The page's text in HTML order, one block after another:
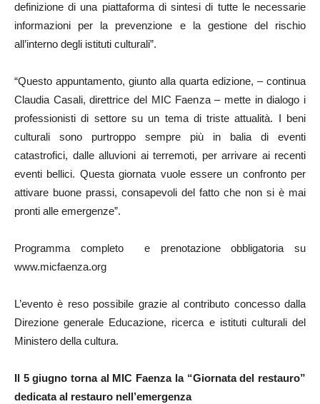
definizione di una piattaforma di sintesi di tutte le necessarie
informazioni per la prevenzione e la gestione del rischio
all’interno degli istituti culturali”.
“Questo appuntamento, giunto alla quarta edizione, – continua
Claudia Casali, direttrice del MIC Faenza – mette in dialogo i
professionisti di settore su un tema di triste attualità. I beni
culturali sono purtroppo sempre più in balia di eventi
catastrofici, dalle alluvioni ai terremoti, per arrivare ai recenti
eventi bellici. Questa giornata vuole essere un confronto per
attivare buone prassi, consapevoli del fatto che non si è mai
pronti alle emergenze”.
Programma completo e prenotazione obbligatoria su
www.micfaenza.org
L’evento è reso possibile grazie al contributo concesso dalla
Direzione generale Educazione, ricerca e istituti culturali del
Ministero della cultura.
Il 5 giugno torna al MIC Faenza la “Giornata del restauro”
dedicata al restauro nell’emergenza